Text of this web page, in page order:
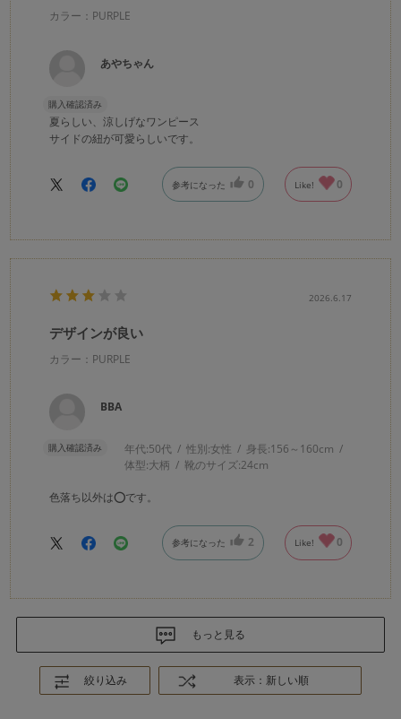
カラー：PURPLE
あやちゃん
購入確認済み
夏らしい、涼しげなワンピース
サイドの紐が可愛らしいです。
参考になった 0 Like! 0
2026.6.17
デザインが良い
カラー：PURPLE
BBA
購入確認済み 年代:50代 性別:女性 身長:156～160cm
体型:大柄 靴のサイズ:24cm
色落ち以外は⭕️です。
参考になった 2 Like! 0
もっと見る
絞り込み 表示：新しい順